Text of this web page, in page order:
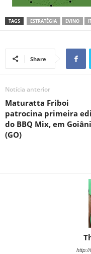
TAGS ESTRATÉGIA EVINO
Share
Notícia anterior
Maturatta Friboi
patrocina primeira
do BBQ Mix, em
(GO)